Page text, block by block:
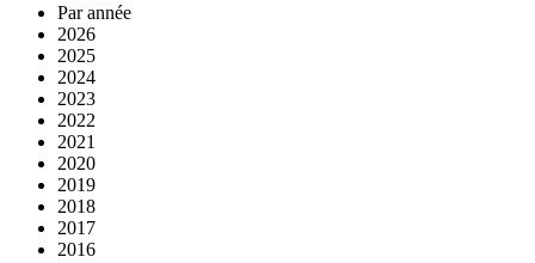
Par année
2026
2025
2024
2023
2022
2021
2020
2019
2018
2017
2016